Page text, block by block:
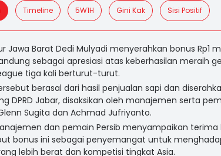
Timeline 5W1H Gini Kak Sisi Positif
Jawa Barat Dedi Mulyadi menyerahkan bonus Rp1
sebagai apresiasi atas keberhasilan meraih
tiga kali berturut-turut.
berasal dari hasil penjualan sapi dan
DPRD Jabar, disaksikan oleh manajemen serta
Sugita dan Achmad Jufriyanto.
dan pemain Persib menyampaikan terima
bonus ini sebagai penyemangat untuk
lebih berat dan kompetisi tingkat Asia.